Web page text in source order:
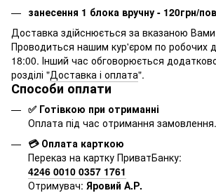
занесення 1 блока вручну - 120грн/
Доставка здійснюється за вказаною
Проводиться нашим кур'єром по робочих
18:00. Інший час обговорюється
розділі "Доставка і оплата".
Способи оплати
✅ Готівкою при отриманні
Оплата під час отримання замовлення.
💳 Оплата карткою
Переказ на картку ПриватБанку:
4246 0010 0357 1761
Отримувач: Яровий А.Р.